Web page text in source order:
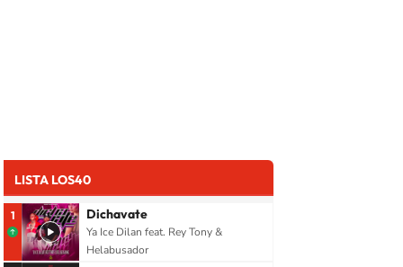
LISTA LOS40
1 Dichavate
Ya Ice Dilan feat. Rey Tony &
Helabusador